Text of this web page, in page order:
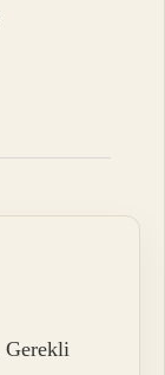
Gerekli